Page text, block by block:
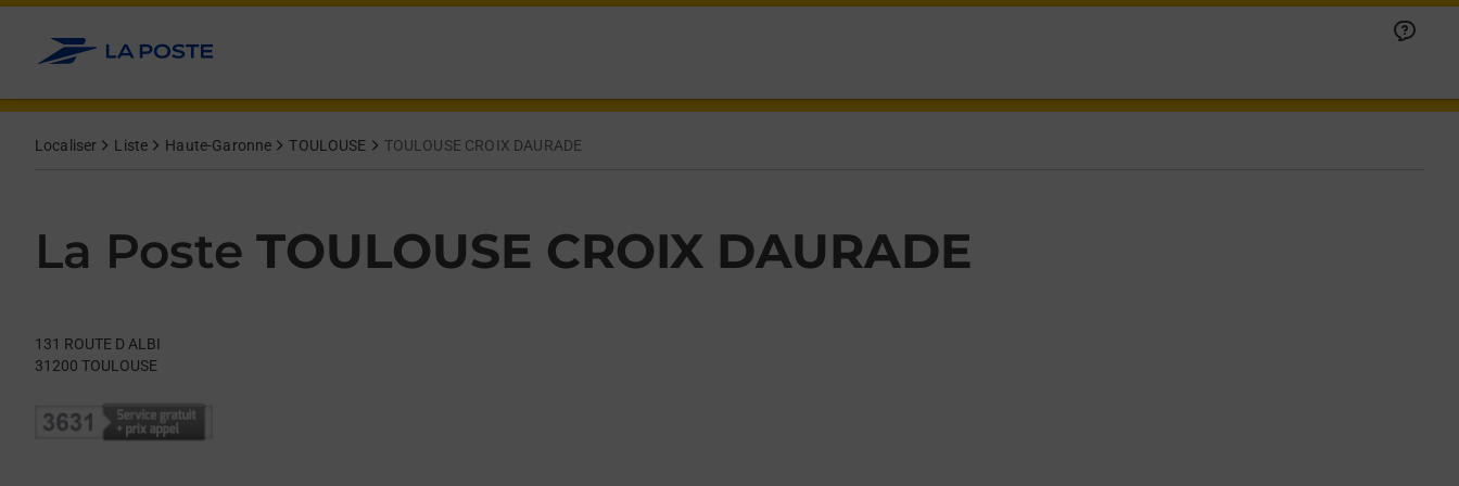
Allez au contenu
Localiser Liste Haute-Garonne TOULOUSE TOULOUSE CROIX DAURADE
La Poste TOULOUSE CROIX DAURADE
131 ROUTE D ALBI
31200 TOULOUSE
Day of the WeekHours
Get directions to La Poste at 131 ROUTE D ALBI TOULOUSE,
lien s'ouvre dans un nouvel onglet